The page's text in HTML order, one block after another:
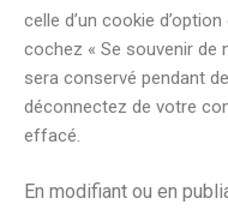
celle d’un cookie
cochez « Se souvenir de
sera conservé pendant
déconnectez de votre
effacé.
En modifiant ou en